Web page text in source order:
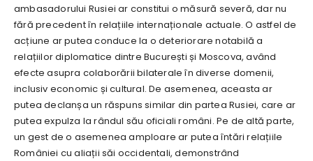
ambasadorului Rusiei ar constitui o măsură severă, dar nu
fără precedent în relațiile internaționale actuale. O astfel de
acțiune ar putea conduce la o deteriorare notabilă a
relațiilor diplomatice dintre București și Moscova, având
efecte asupra colaborării bilaterale în diverse domenii,
inclusiv economic și cultural. De asemenea, aceasta ar
putea declanșa un răspuns similar din partea Rusiei, care ar
putea expulza la rândul său oficiali români. Pe de altă parte,
un gest de o asemenea amploare ar putea întări relațiile
României cu aliații săi occidentali, demonstrând